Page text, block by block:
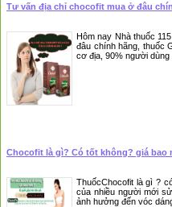
Tư vấn địa chỉ chocofit mua ở đâu
Hôm nay Nhà thuốc
đâu chính hãng, thuốc
cơ địa, 90% người dùng
Chocofit là gì? Có tốt không? giá bao
ThuốcChocofit là gì ?
của nhiều người mới
ảnh hưởng đến vóc